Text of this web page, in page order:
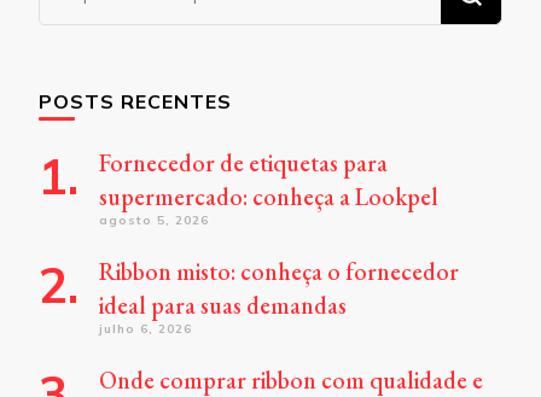
algo?
POSTS RECENTES
Fornecedor de etiquetas para
supermercado: conheça a Lookpel
agosto 5, 2026
Ribbon misto: conheça o fornecedor
ideal para suas demandas
julho 6, 2026
Onde comprar ribbon com qualidade e